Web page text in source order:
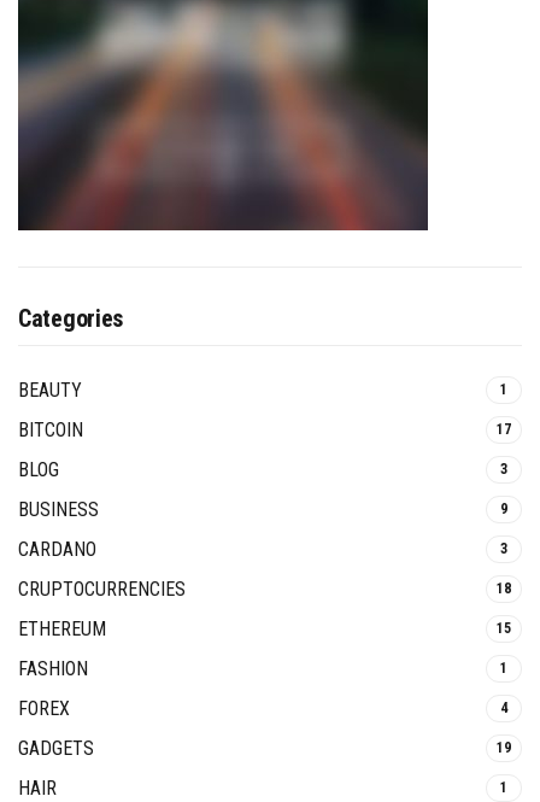
Categories
BEAUTY 1
BITCOIN 17
BLOG 3
BUSINESS 9
CARDANO 3
CRUPTOCURRENCIES 18
ETHEREUM 15
FASHION 1
FOREX 4
GADGETS 19
HAIR 1